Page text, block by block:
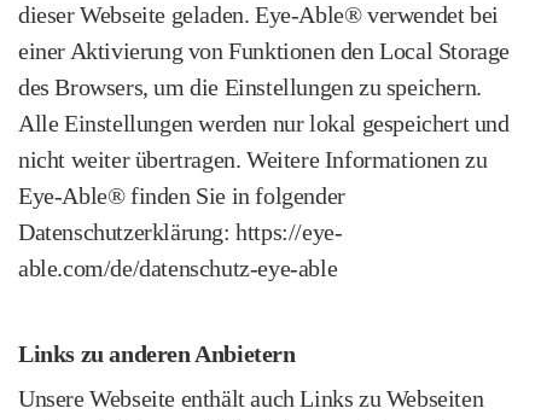
dieser Webseite geladen. Eye-Able® verwendet bei
einer Aktivierung von Funktionen den Local Storage
des Browsers, um die Einstellungen zu speichern.
Alle Einstellungen werden nur lokal gespeichert und
nicht weiter übertragen. Weitere Informationen zu
Eye-Able® finden Sie in folgender
Datenschutzerklärung: https://eye-
able.com/de/datenschutz-eye-able
Links zu anderen Anbietern
Unsere Webseite enthält auch Links zu Webseiten